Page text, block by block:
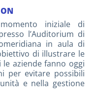
iniziale di
l’Auditorium di
in aula di
di illustrare le
aziende fanno oggi
per evitare possibili
e nella gestione